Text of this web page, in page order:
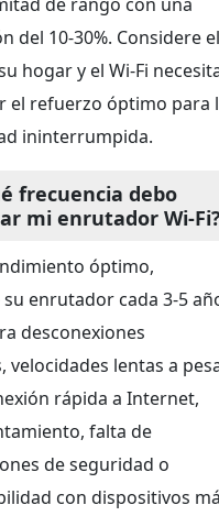
del 10-30%. Considere el
hogar y el Wi-Fi
el refuerzo óptimo para
ininterrumpida.
frecuencia debo
mi enrutador Wi-Fi?
óptimo,
enrutador cada 3-5
desconexiones
velocidades lentas a
rápida a Internet,
falta de
de seguridad o
con dispositivos